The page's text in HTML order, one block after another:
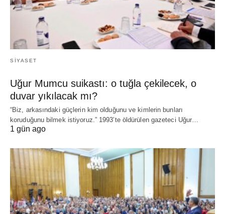
SIYASET
Uğur Mumcu suikastı: o tuğla çekilecek, o
duvar yıkılacak mı?
“Biz, arkasındaki güçlerin kim olduğunu ve kimlerin bunları
koruduğunu bilmek istiyoruz.” 1993’te öldürülen gazeteci Uğur…
1 gün ago